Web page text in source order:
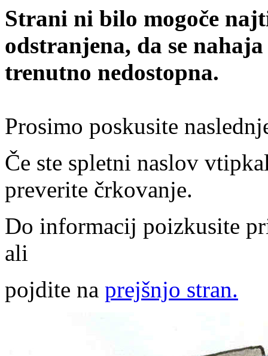
Strani ni bilo mogoče
odstranjena, da se
trenutno nedostopna.
Prosimo poskusite
Če ste spletni naslov
preverite črkovanje.
Do informacij poizkusite
ali
pojdite na prejšnjo stran.